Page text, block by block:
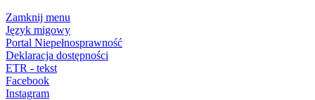
Zamknij menu
Język migowy
Portal Niepełnosprawność
Deklaracja dostępności
ETR - tekst
Facebook
Instagram